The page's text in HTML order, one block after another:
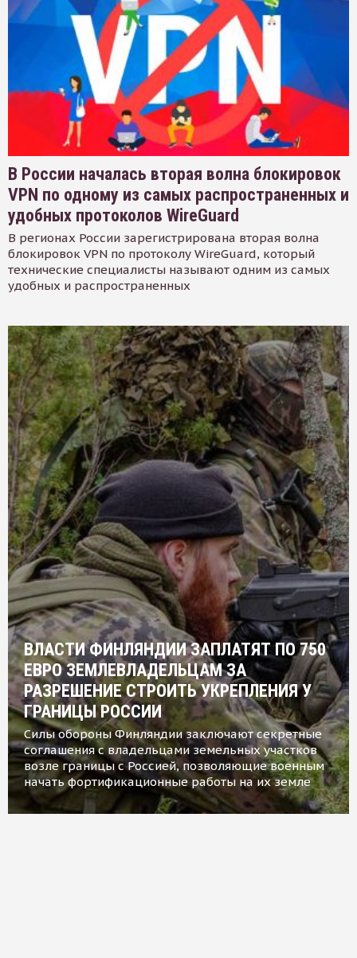
В России началась вторая волна блокировок
VPN по одному из самых распространенных и
удобных протоколов WireGuard
В регионах России зарегистрирована вторая волна
блокировок VPN по протоколу WireGuard, который
технические специалисты называют одним из самых
удобных и распространенных
ВЛАСТИ ФИНЛЯНДИИ ЗАПЛАТЯТ ПО 750
ЕВРО ЗЕМЛЕВЛАДЕЛЬЦАМ ЗА
РАЗРЕШЕНИЕ СТРОИТЬ УКРЕПЛЕНИЯ У
ГРАНИЦЫ РОССИИ
Силы обороны Финляндии заключают секретные
соглашения с владельцами земельных участков
возле границы с Россией, позволяющие военным
начать фортификационные работы на их земле